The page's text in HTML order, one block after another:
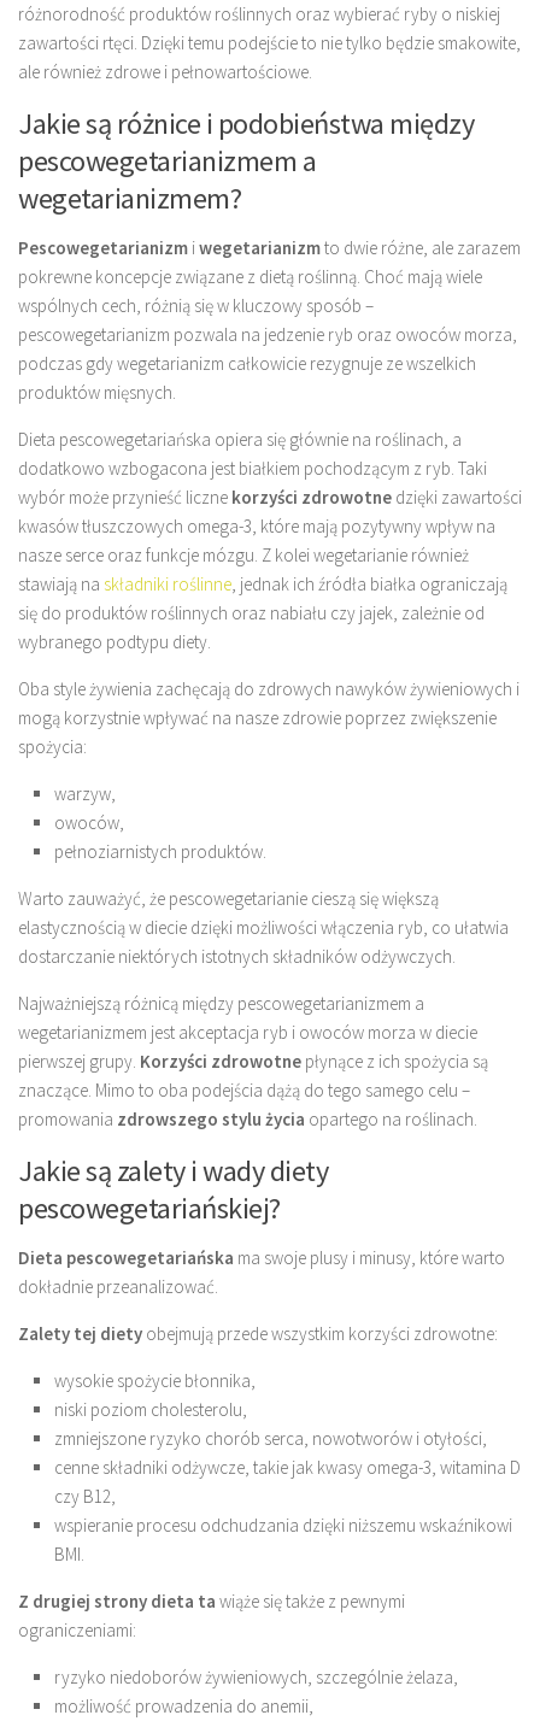
różnorodność produktów roślinnych oraz wybierać ryby o niskiej
zawartości rtęci. Dzięki temu podejście to nie tylko będzie smakowite,
ale również zdrowe i pełnowartościowe.
Jakie są różnice i podobieństwa między
pescowegetarianizmem a
wegetarianizmem?
Pescowegetarianizm iwegetarianizmto dwie różne, ale zarazem
pokrewne koncepcje związane z dietą roślinną. Choć mają wiele
wspólnych cech, różnią się w kluczowy sposób –
pescowegetarianizm pozwala na jedzenie ryb oraz owoców morza,
podczas gdy wegetarianizm całkowicie rezygnuje ze wszelkich
produktów mięsnych.
Dieta pescowegetariańska opiera się głównie na roślinach, a
dodatkowo wzbogacona jest białkiem pochodzącym z ryb. Taki
wybór może przynieść liczne korzyści zdrowotne dzięki zawartości
kwasów tłuszczowych omega-3, które mają pozytywny wpływ na
nasze serce oraz funkcje mózgu. Z kolei wegetarianie również
stawiają na składniki roślinne, jednak ich źródła białka ograniczają
się do produktów roślinnych oraz nabiału czy jajek, zależnie od
wybranego podtypu diety.
Oba style żywienia zachęcają do zdrowych nawyków żywieniowych i
mogą korzystnie wpływać na nasze zdrowie poprzez zwiększenie
spożycia:
warzyw,
owoców,
pełnoziarnistych produktów.
Warto zauważyć, że pescowegetarianie cieszą się większą
elastycznością w diecie dzięki możliwości włączenia ryb, co ułatwia
dostarczanie niektórych istotnych składników odżywczych.
Najważniejszą różnicą między pescowegetarianizmem a
wegetarianizmem jest akceptacja ryb i owoców morza w diecie
pierwszej grupy. Korzyści zdrowotne płynące z ich spożycia są
znaczące. Mimo to oba podejścia dążą do tego samego celu –
promowania zdrowszego stylu życia opartego na roślinach.
Jakie są zalety i wady diety
pescowegetariańskiej?
Dieta pescowegetariańska ma swoje plusy i minusy, które warto
dokładnie przeanalizować.
Zalety tej diety obejmują przede wszystkim korzyści zdrowotne:
wysokie spożycie błonnika,
niski poziom cholesterolu,
zmniejszone ryzyko chorób serca, nowotworów i otyłości,
cenne składniki odżywcze, takie jak kwasy omega-3, witamina D
czy B12,
wspieranie procesu odchudzania dzięki niższemu wskaźnikowi
BMI.
Z drugiej strony dieta ta wiąże się także z pewnymi
ograniczeniami:
ryzyko niedoborów żywieniowych, szczególnie żelaza,
możliwość prowadzenia do anemii,